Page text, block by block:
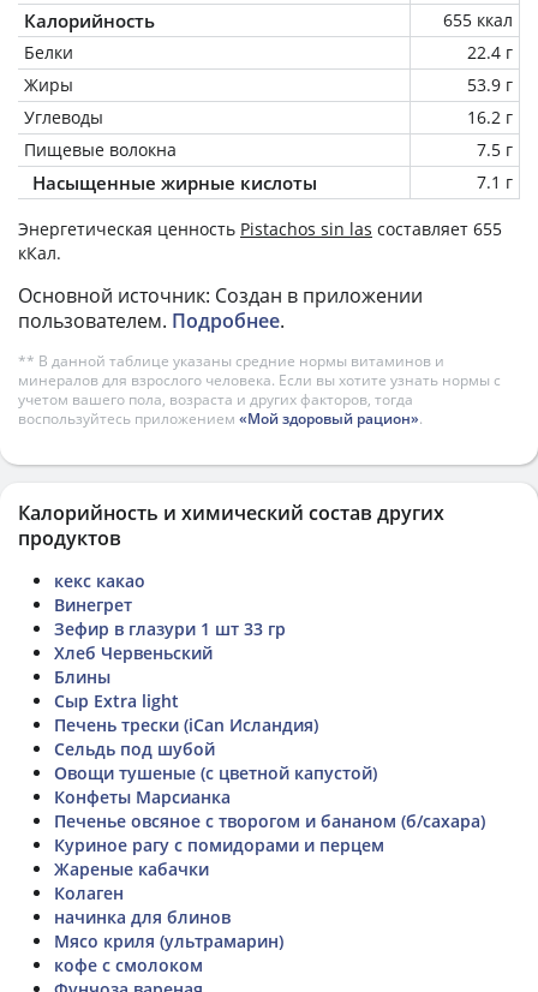
Калорийность
655 ккал
Белки
22.4 г
Жиры
53.9 г
Углеводы
16.2 г
Пищевые волокна
7.5 г
Насыщенные жирные кислоты 7.1 г
Энергетическая ценность Pistachos sin las составляет 655
кКал.
Основной источник: Создан в приложении
пользователем. Подробнее.
** В данной таблице указаны средние нормы витаминов и
минералов для взрослого человека. Если вы хотите узнать нормы с
учетом вашего пола, возраста и других факторов, тогда
воспользуйтесь приложением «Мой здоровый рацион».
Калорийность и химический состав других
продуктов
кекс какао
Винегрет
Зефир в глазури 1 шт 33 гр
Хлеб Червеньский
Блины
Сыр Extra light
Печень трески (iCan Исландия)
Сельдь под шубой
Овощи тушеные (с цветной капустой)
Конфеты Марсианка
Печенье овсяное с творогом и бананом (б/сахара)
Куриное рагу с помидорами и перцем
Жареные кабачки
Колаген
начинка для блинов
Мясо криля (ультрамарин)
кофе с смолоком